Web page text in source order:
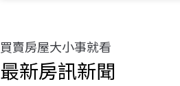
買賣房屋大小事就看
最新房訊新聞